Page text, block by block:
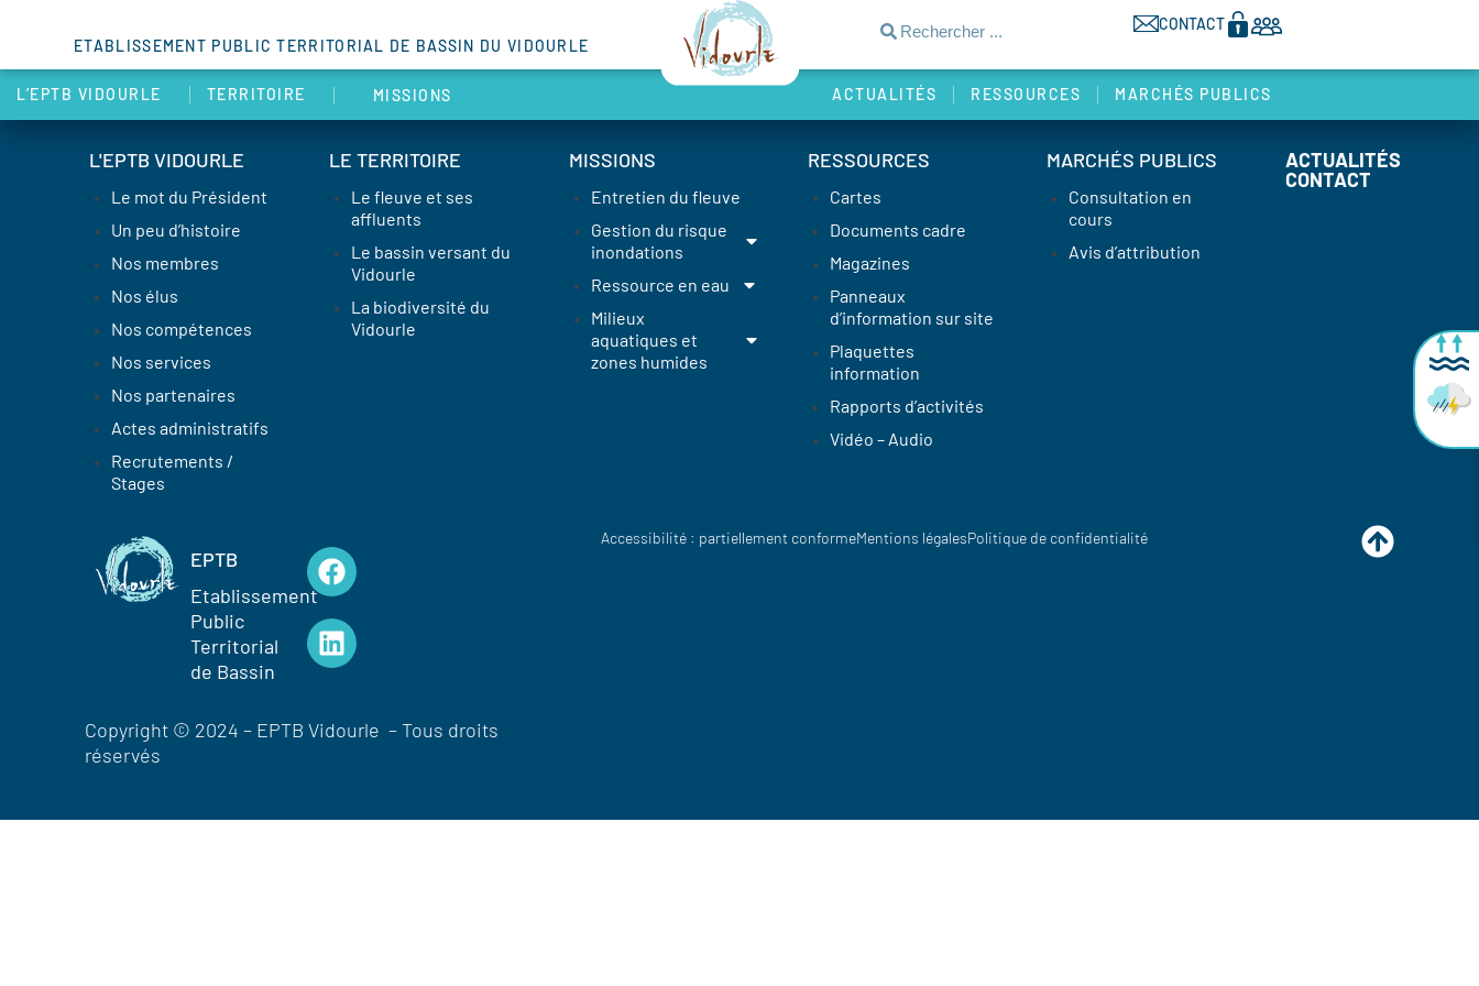
ETABLISSEMENT PUBLIC TERRITORIAL DE BASSIN DU VIDOURLE
CONTACT
L’EPTB VIDOURLE TERRITOIRE MISSIONS ACTUALITÉS RESSOURCES MARCHÉS PUBLICS
L'EPTB VIDOURLE
Le mot du Président
Un peu d’histoire
Nos membres
Nos élus
Nos compétences
Nos services
Nos partenaires
Actes administratifs
Recrutements /
Stages
LE TERRITOIRE
Le fleuve et ses
affluents
Le bassin versant du
Vidourle
La biodiversité du
Vidourle
MISSIONS
Entretien du fleuve
Gestion du risque
inondations
Ressource en eau
Milieux
aquatiques et
zones humides
RESSOURCES
Cartes
Documents cadre
Magazines
Panneaux
d’information sur site
Plaquettes
information
Rapports d’activités
Vidéo – Audio
MARCHÉS PUBLICS
Consultation en
cours
Avis d’attribution
ACTUALITÉS
CONTACT
EPTB
Etablissement
Public
Territorial
de Bassin
Copyright © 2024 – EPTB Vidourle – Tous droits
réservés
Accessibilité : partiellement conformeMentions légalesPolitique de confidentialité